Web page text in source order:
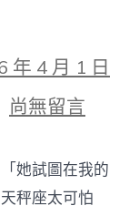
年 4 月 1 日
在
〈中
控：
春
節
尚無留言
她試圖在我的
天秤座太可怕